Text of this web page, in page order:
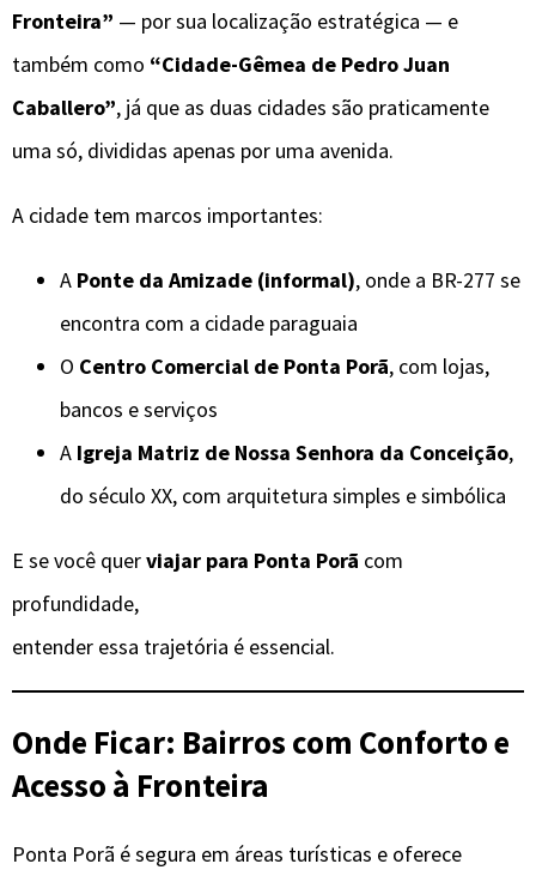
Fronteira” — por sua localização estratégica — e
também como “Cidade-Gêmea de Pedro Juan
Caballero”, já que as duas cidades são praticamente
uma só, divididas apenas por uma avenida.
A cidade tem marcos importantes:
A Ponte da Amizade (informal), onde a BR-277 se
encontra com a cidade paraguaia
O Centro Comercial de Ponta Porã, com lojas,
bancos e serviços
A Igreja Matriz de Nossa Senhora da Conceição,
do século XX, com arquitetura simples e simbólica
E se você querviajar para Ponta Porã com
profundidade,
entender essa trajetória é essencial.
Onde Ficar: Bairros com Conforto e
Acesso à Fronteira
Ponta Porã é segura em áreas turísticas e oferece